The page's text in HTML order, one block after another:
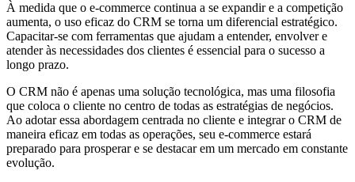
À medida que o e-commerce continua a se expandir e a competição
aumenta, o uso eficaz do CRM se torna um diferencial estratégico.
Capacitar-se com ferramentas que ajudam a entender, envolver e
atender às necessidades dos clientes é essencial para o sucesso a
longo prazo.
O CRM não é apenas uma solução tecnológica, mas uma filosofia
que coloca o cliente no centro de todas as estratégias de negócios.
Ao adotar essa abordagem centrada no cliente e integrar o CRM de
maneira eficaz em todas as operações, seu e-commerce estará
preparado para prosperar e se destacar em um mercado em constante
evolução.